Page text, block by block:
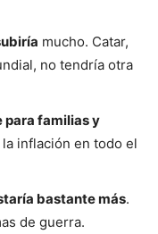
mucho. Catar,
no tendría otra
para familias y
inflación en todo el
bastante más.
de guerra.